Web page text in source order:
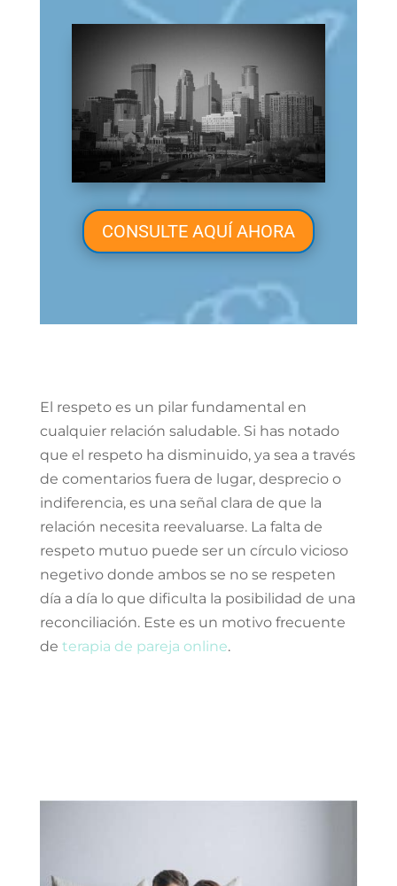
CONSULTE AQUÍ AHORA
El respeto es un pilar fundamental en
cualquier relación saludable. Si has notado
que el respeto ha disminuido, ya sea a través
de comentarios fuera de lugar, desprecio o
indiferencia, es una señal clara de que la
relación necesita reevaluarse. La falta de
respeto mutuo puede ser un círculo vicioso
negetivo donde ambos se no se respeten
día a día lo que dificulta la posibilidad de una
reconciliación. Este es un motivo frecuente
de terapia de pareja online.